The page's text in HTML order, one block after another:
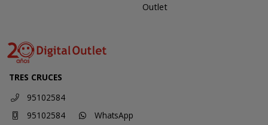
Outlet
TRES CRUCES
95102584
95102584
WhatsApp